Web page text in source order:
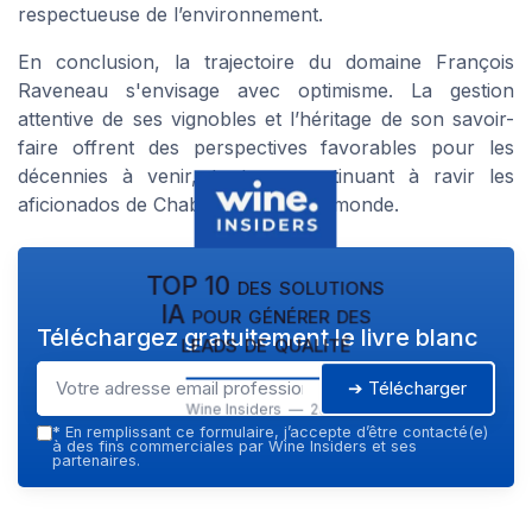
respectueuse de l’environnement.
En conclusion, la trajectoire du domaine François
Raveneau s'envisage avec optimisme. La gestion
attentive de ses vignobles et l’héritage de son savoir-
faire offrent des perspectives favorables pour les
décennies à venir, tout en continuant à ravir les
aficionados de Chablis à travers le monde.
TOP 10 des solutions
IA pour générer des
leads de qualité
Wine Insiders — 2026
Téléchargez gratuitement le livre blanc
➔ Télécharger
* En remplissant ce formulaire, j’accepte d’être contacté(e)
à des fins commerciales par Wine Insiders et ses
partenaires.